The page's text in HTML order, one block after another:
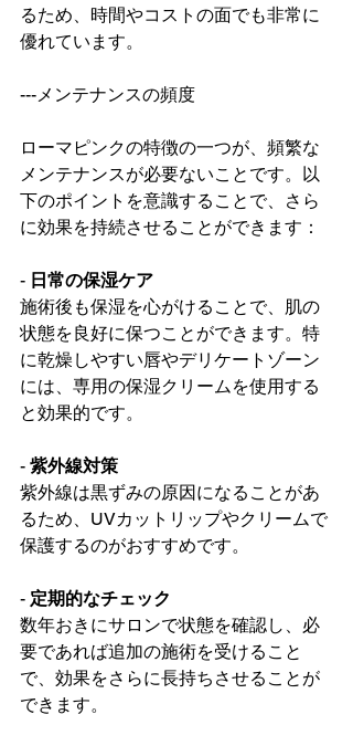
るため、時間やコストの面でも非常に
優れています。
---メンテナンスの頻度
ローマピンクの特徴の一つが、頻繁な
メンテナンスが必要ないことです。以
下のポイントを意識することで、さら
に効果を持続させることができます：
- 日常の保湿ケア
施術後も保湿を心がけることで、肌の
状態を良好に保つことができます。特
に乾燥しやすい唇やデリケートゾーン
には、専用の保湿クリームを使用する
と効果的です。
- 紫外線対策
紫外線は黒ずみの原因になることがあ
るため、UVカットリップやクリームで
保護するのがおすすめです。
- 定期的なチェック
数年おきにサロンで状態を確認し、必
要であれば追加の施術を受けること
で、効果をさらに長持ちさせることが
できます。